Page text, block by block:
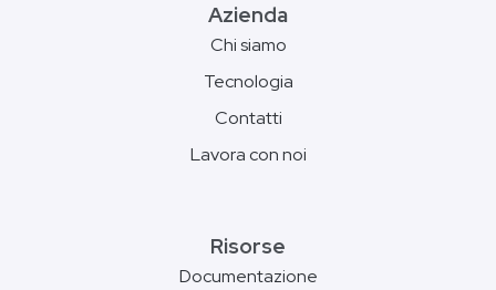
Azienda
Chi siamo
Tecnologia
Contatti
Lavora con noi
Risorse
Documentazione